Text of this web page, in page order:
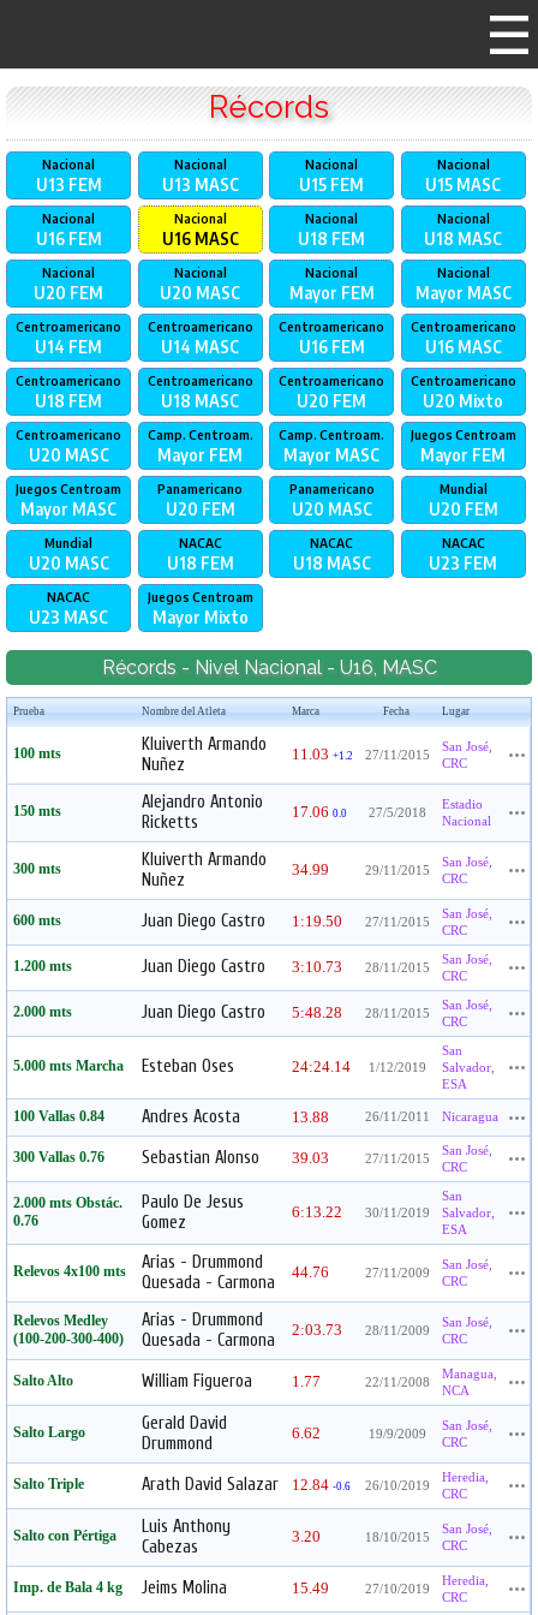
Récords
Nacional
U13 FEM
Nacional
U13 MASC
Nacional
U15 FEM
Nacional
U15 MASC
Nacional
U16 FEM
Nacional
U16 MASC
Nacional
U18 FEM
Nacional
U18 MASC
Nacional
U20 FEM
Nacional
U20 MASC
Nacional
Mayor FEM
Nacional
Mayor MASC
Centroamericano
U14 FEM
Centroamericano
U14 MASC
Centroamericano
U16 FEM
Centroamericano
U16 MASC
Centroamericano
U18 FEM
Centroamericano
U18 MASC
Centroamericano
U20 FEM
Centroamericano
U20 Mixto
Centroamericano
U20 MASC
Camp. Centroam.
Mayor FEM
Camp. Centroam.
Mayor MASC
Juegos Centroam
Mayor FEM
Juegos Centroam
Mayor MASC
Panamericano
U20 FEM
Panamericano
U20 MASC
Mundial
U20 FEM
Mundial
U20 MASC
NACAC
U18 FEM
NACAC
U18 MASC
NACAC
U23 FEM
NACAC
U23 MASC
Juegos Centroam
Mayor Mixto
Récords - Nivel Nacional - U16, MASC
Prueba Nombre del Atleta Marca Fecha Lugar
100 mts
Kluiverth Armando
Nuñez
11.03 +1.2 27/11/2015
San José,
CRC
150 mts
Alejandro Antonio
Ricketts
17.06 0.0 27/5/2018
Estadio
Nacional
300 mts
Kluiverth Armando
Nuñez
34.99 29/11/2015
San José,
CRC
600 mts Juan Diego Castro 1:19.50 27/11/2015
San José,
CRC
1.200 mts Juan Diego Castro 3:10.73 28/11/2015
San José,
CRC
2.000 mts Juan Diego Castro 5:48.28 28/11/2015
San José,
CRC
5.000 mts Marcha Esteban Oses 24:24.14 1/12/2019
San
Salvador,
ESA
100 Vallas 0.84 Andres Acosta 13.88 26/11/2011 Nicaragua
300 Vallas 0.76 Sebastian Alonso 39.03 27/11/2015
San José,
CRC
2.000 mts Obstác.
0.76
Paulo De Jesus
Gomez
6:13.22 30/11/2019
San
Salvador,
ESA
Relevos 4x100 mts
Arias - Drummond
Quesada - Carmona
44.76 27/11/2009
San José,
CRC
Relevos Medley
(100-200-300-400)
Arias - Drummond
Quesada - Carmona
2:03.73 28/11/2009
San José,
CRC
Salto Alto William Figueroa 1.77 22/11/2008
Managua,
NCA
Salto Largo
Gerald David
Drummond
6.62 19/9/2009
San José,
CRC
Salto Triple Arath David Salazar 12.84 -0.6 26/10/2019
Heredia,
CRC
Salto con Pértiga
Luis Anthony
Cabezas
3.20 18/10/2015
San José,
CRC
Imp. de Bala 4 kg Jeims Molina 15.49 27/10/2019
Heredia,
CRC